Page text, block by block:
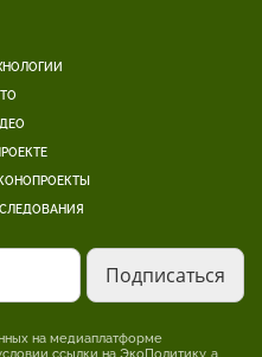
на медиаплатформе
ссылки на ЭкоПолитику, а